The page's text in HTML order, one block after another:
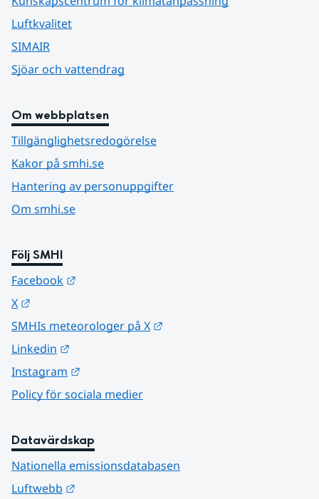
Luftkvalitet
SIMAIR
Sjöar och vattendrag
Om webbplatsen
Tillgänglighetsredogörelse
Kakor på smhi.se
Hantering av personuppgifter
Om smhi.se
Följ SMHI
Facebook
X
SMHIs meteorologer på X
Linkedin
Instagram
Policy för sociala medier
Datavärdskap
Nationella emissionsdatabasen
Luftwebb